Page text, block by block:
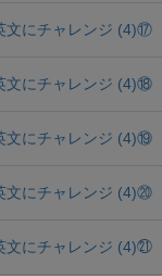
文にチャレンジ (4)⑰
文にチャレンジ (4)⑱
文にチャレンジ (4)⑲
文にチャレンジ (4)⑳
文にチャレンジ (4)㉑